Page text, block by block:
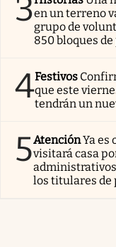
3en un terreno
grupo de
850 bloques
4Festivos
que este
tendrán un
5AtenciónYa es
visitará casa
los titulares de